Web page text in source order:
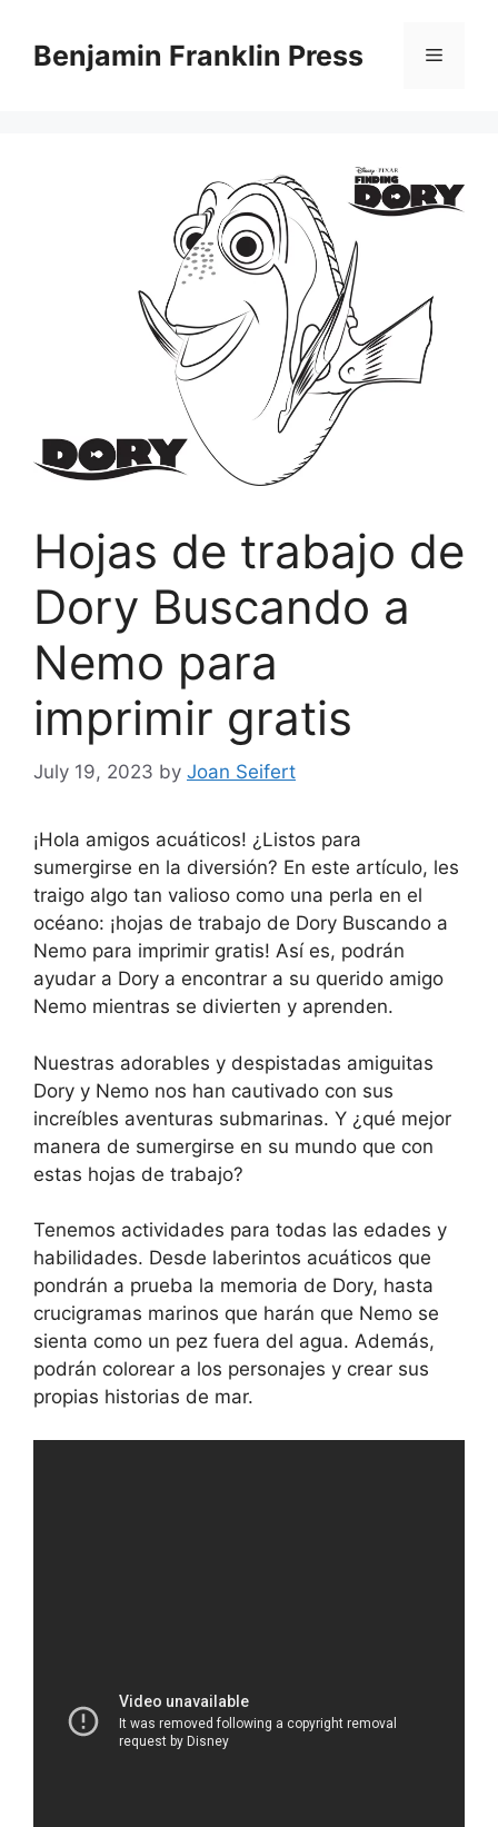
contentBenjamin Franklin Press Menu
Hojas de trabajo de
Dory Buscando a
Nemo para
imprimir gratis
July 19, 2023 by Joan Seifert
¡Hola amigos acuáticos! ¿Listos para
sumergirse en la diversión? En este artículo, les
traigo algo tan valioso como una perla en el
océano: ¡hojas de trabajo de Dory Buscando a
Nemo para imprimir gratis! Así es, podrán
ayudar a Dory a encontrar a su querido amigo
Nemo mientras se divierten y aprenden.
Nuestras adorables y despistadas amiguitas
Dory y Nemo nos han cautivado con sus
increíbles aventuras submarinas. Y ¿qué mejor
manera de sumergirse en su mundo que con
estas hojas de trabajo?
Tenemos actividades para todas las edades y
habilidades. Desde laberintos acuáticos que
pondrán a prueba la memoria de Dory, hasta
crucigramas marinos que harán que Nemo se
sienta como un pez fuera del agua. Además,
podrán colorear a los personajes y crear sus
propias historias de mar.